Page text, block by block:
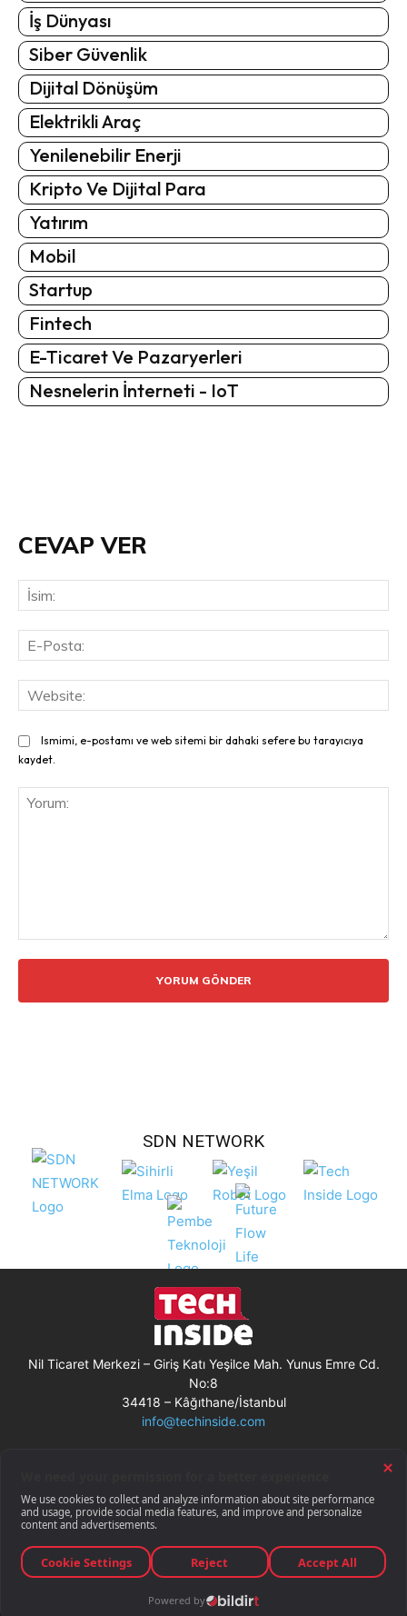
İş Dünyası
Siber Güvenlik
Dijital Dönüşüm
Elektrikli Araç
Yenilenebilir Enerji
Kripto Ve Dijital Para
Yatırım
Mobil
Startup
Fintech
E-Ticaret Ve Pazaryerleri
Nesnelerin İnterneti - IoT
CEVAP VER
Ismimi, e-postamı ve web sitemi bir dahaki sefere bu tarayıcıya
kaydet.
SDN NETWORK
Nil Ticaret Merkezi – Giriş Katı Yeşilce Mah. Yunus Emre Cd.
No:8
34418 – Kâğıthane/İstanbul
info@techinside.com
Gizlilik Bildirimi
RSS
© Techinside.com, İnternet Medyası